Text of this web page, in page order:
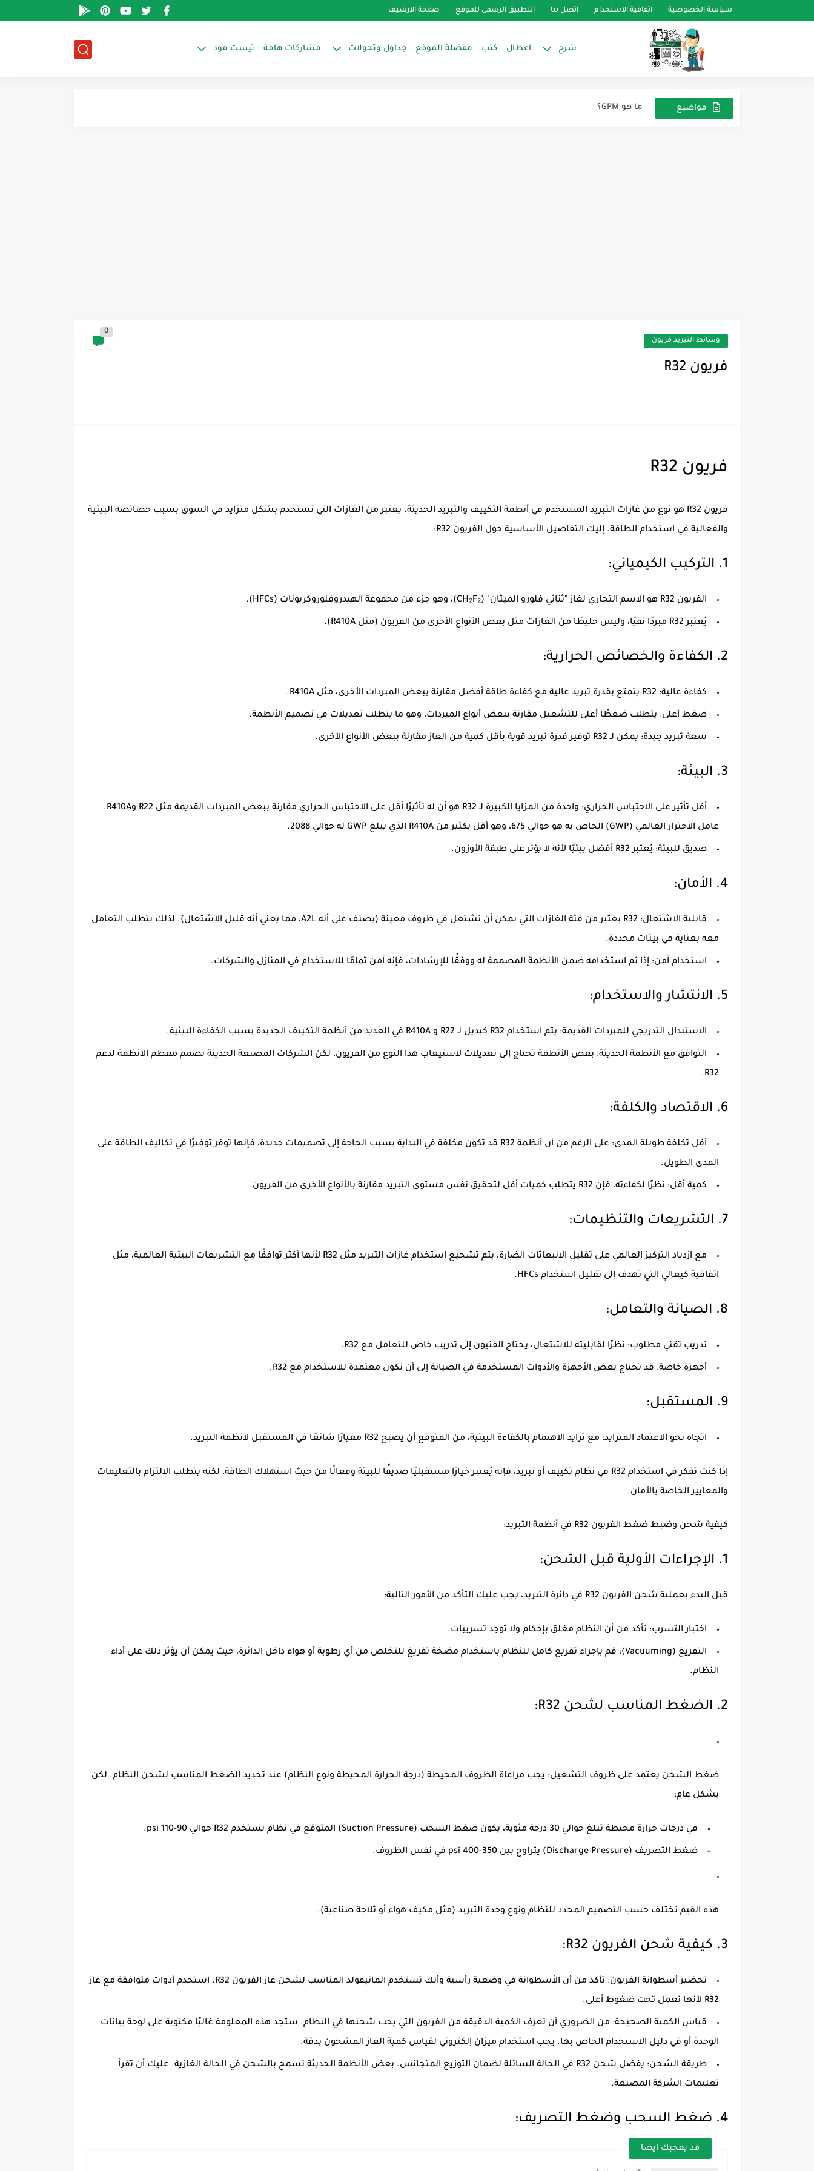
سياسة الخصوصية اتفاقية الاستخدام اتصل بنا التطبيق الرسمى للموقع صفحة الارشيف
شرح اعطال كتب مفضلة الموقع جداول وتحولات مشاركات هامة تيست مود
مواضيع
أنواع أجهزة التبريد ودورة العمل الأساسية
ما هو GPM؟
وسائط التبريد فريون
0
فريون R32
فريون R32
فريون R32 هو نوع من غازات التبريد المستخدم في أنظمة التكييف والتبريد الحديثة. يعتبر من الغازات التي تستخدم بشكل متزايد في السوق بسبب خصائصه البيئية
والفعالية في استخدام الطاقة. إليك التفاصيل الأساسية حول الفريون R32:
1. التركيب الكيميائي:
الفريون R32 هو الاسم التجاري لغاز "ثنائي فلورو الميثان" (CH₂F₂)، وهو جزء من مجموعة الهيدروفلوروكربونات (HFCs).
يُعتبر R32 مبردًا نقيًا، وليس خليطًا من الغازات مثل بعض الأنواع الأخرى من الفريون (مثل R410A).
2. الكفاءة والخصائص الحرارية:
كفاءة عالية: R32 يتمتع بقدرة تبريد عالية مع كفاءة طاقة أفضل مقارنة ببعض المبردات الأخرى، مثل R410A.
ضغط أعلى: يتطلب ضغطًا أعلى للتشغيل مقارنة ببعض أنواع المبردات، وهو ما يتطلب تعديلات في تصميم الأنظمة.
سعة تبريد جيدة: يمكن لـ R32 توفير قدرة تبريد قوية بأقل كمية من الغاز مقارنة ببعض الأنواع الأخرى.
3. البيئة:
أقل تأثير على الاحتباس الحراري
: واحدة من المزايا الكبيرة لـ R32 هو أن له تأثيرًا أقل على الاحتباس الحراري مقارنة ببعض المبردات القديمة مثل R22 وR410A.
عامل الاحترار العالمي (GWP) الخاص به هو حوالي 675، وهو أقل بكثير من R410A الذي يبلغ GWP له حوالي 2088.
صديق للبيئة: يُعتبر R32 أفضل بيئيًا لأنه لا يؤثر على طبقة الأوزون.
4. الأمان:
قابلية الاشتعال
: R32 يعتبر من فئة الغازات التي يمكن أن تشتعل في ظروف معينة (يصنف على أنه A2L، مما يعني أنه قليل الاشتعال). لذلك يتطلب التعامل
معه بعناية في بيئات محددة.
استخدام آمن: إذا تم استخدامه ضمن الأنظمة المصممة له ووفقًا للإرشادات، فإنه آمن تمامًا للاستخدام في المنازل والشركات.
5. الانتشار والاستخدام:
الاستبدال التدريجي للمبردات القديمة: يتم استخدام R32 كبديل لـ R22 و R410A في العديد من أنظمة التكييف الجديدة بسبب الكفاءة البيئية.
التوافق مع الأنظمة الحديثة: بعض الأنظمة تحتاج إلى تعديلات لاستيعاب هذا النوع من الفريون، لكن الشركات المصنعة الحديثة تصمم معظم الأنظمة لدعم
R32.
6. الاقتصاد والكلفة:
أقل تكلفة طويلة المدى
: على الرغم من أن أنظمة R32 قد تكون مكلفة في البداية بسبب الحاجة إلى تصميمات جديدة، فإنها توفر توفيرًا في تكاليف الطاقة على
المدى الطويل.
كمية أقل: نظرًا لكفاءته، فإن R32 يتطلب كميات أقل لتحقيق نفس مستوى التبريد مقارنة بالأنواع الأخرى من الفريون.
7. التشريعات والتنظيمات:
مع ازدياد التركيز العالمي على تقليل الانبعاثات الضارة، يتم تشجيع استخدام غازات التبريد مثل R32 لأنها أكثر توافقًا مع التشريعات البيئية العالمية، مثل
اتفاقية كيغالي التي تهدف إلى تقليل استخدام HFCs.
8. الصيانة والتعامل:
تدريب تقني مطلوب: نظرًا لقابليته للاشتعال، يحتاج الفنيون إلى تدريب خاص للتعامل مع R32.
أجهزة خاصة: قد تحتاج بعض الأجهزة والأدوات المستخدمة في الصيانة إلى أن تكون معتمدة للاستخدام مع R32.
9. المستقبل:
اتجاه نحو الاعتماد المتزايد: مع تزايد الاهتمام بالكفاءة البيئية، من المتوقع أن يصبح R32 معيارًا شائعًا في المستقبل لأنظمة التبريد.
إذا كنت تفكر في استخدام R32 في نظام تكييف أو تبريد، فإنه يُعتبر خيارًا مستقبليًا صديقًا للبيئة وفعالًا من حيث استهلاك الطاقة، لكنه يتطلب الالتزام بالتعليمات
والمعايير الخاصة بالأمان.
كيفية شحن وضبط ضغط الفريون R32 في أنظمة التبريد:
1. الإجراءات الأولية قبل الشحن:
قبل البدء بعملية شحن الفريون R32 في دائرة التبريد، يجب عليك التأكد من الأمور التالية:
اختبار التسرب: تأكد من أن النظام مغلق بإحكام ولا توجد تسريبات.
التفريغ (Vacuuming)
: قم بإجراء تفريغ كامل للنظام باستخدام مضخة تفريغ للتخلص من أي رطوبة أو هواء داخل الدائرة، حيث يمكن أن يؤثر ذلك على أداء
النظام.
2. الضغط المناسب لشحن R32 :
ضغط الشحن يعتمد على ظروف التشغيل: يجب مراعاة الظروف المحيطة (درجة الحرارة المحيطة ونوع النظام) عند تحديد الضغط المناسب لشحن النظام. لكن
بشكل عام:
في درجات حرارة محيطة تبلغ حوالي 30 درجة مئوية، يكون ضغط السحب (Suction Pressure) المتوقع في نظام يستخدم R32 حوالي 90-110 psi
.
ضغط التصريف (Discharge Pressure) يتراوح بين 350-400 psi في نفس الظروف.
هذه القيم تختلف حسب التصميم المحدد للنظام ونوع وحدة التبريد (مثل مكيف هواء أو ثلاجة صناعية).
3. كيفية شحن الفريون R32 :
تحضير أسطوانة الفريون
: تأكد من أن الأسطوانة في وضعية رأسية وأنك تستخدم المانيفولد المناسب لشحن غاز الفريون R32. استخدم أدوات متوافقة مع غاز
R32 لأنها تعمل تحت ضغوط أعلى.
قياس الكمية الصحيحة: من الضروري أن تعرف الكمية الدقيقة من الفريون التي يجب شحنها في النظام. ستجد هذه المعلومة غالبًا مكتوبة على لوحة بيانات
الوحدة أو في دليل الاستخدام الخاص بها. يجب استخدام ميزان إلكتروني لقياس كمية الغاز المشحون بدقة.
طريقة الشحن
: يفضل شحن R32 في الحالة السائلة لضمان التوزيع المتجانس. بعض الأنظمة الحديثة تسمح بالشحن في الحالة الغازية. عليك أن تقرأ
تعليمات الشركة المصنعة.
4. ضغط السحب وضغط التصريف:
قد يعجبك ايضا